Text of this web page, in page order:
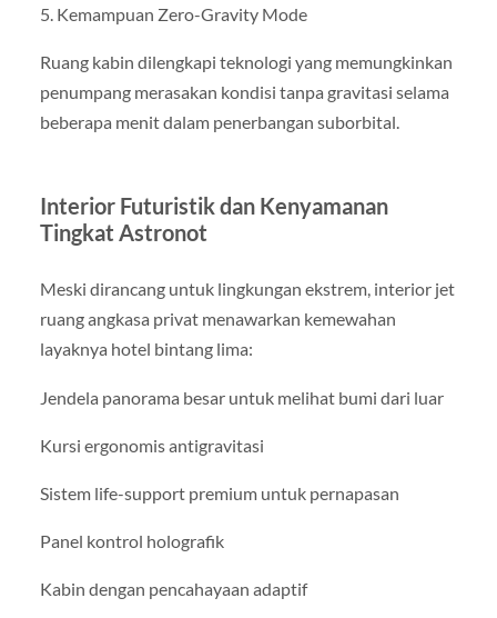
5. Kemampuan Zero-Gravity Mode
Ruang kabin dilengkapi teknologi yang memungkinkan
penumpang merasakan kondisi tanpa gravitasi selama
beberapa menit dalam penerbangan suborbital.
Interior Futuristik dan Kenyamanan
Tingkat Astronot
Meski dirancang untuk lingkungan ekstrem, interior jet
ruang angkasa privat menawarkan kemewahan
layaknya hotel bintang lima:
Jendela panorama besar untuk melihat bumi dari luar
Kursi ergonomis antigravitasi
Sistem life-support premium untuk pernapasan
Panel kontrol holografik
Kabin dengan pencahayaan adaptif